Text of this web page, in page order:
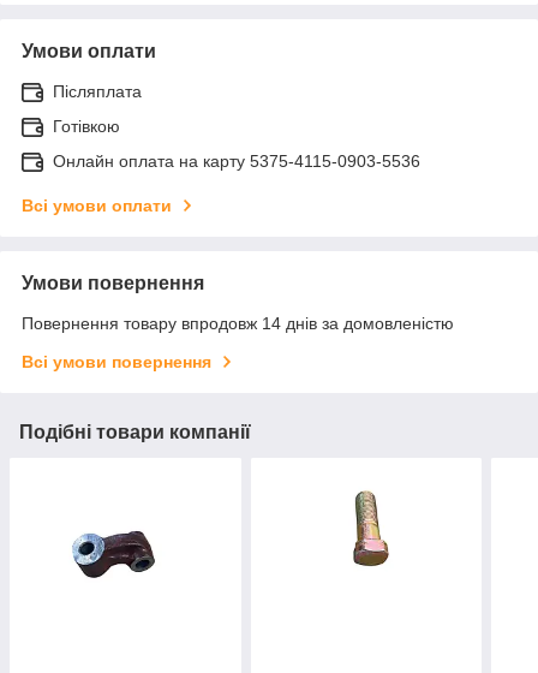
Умови оплати
Післяплата
Готівкою
Онлайн оплата на карту 5375-4115-0903-5536
Всі умови оплати
Умови повернення
Повернення товару впродовж 14 днів за домовленістю
Всі умови повернення
Подібні товари компанії